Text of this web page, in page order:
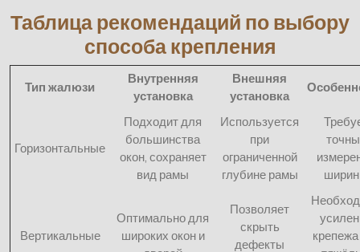
Таблица рекомендаций по выбору
способа крепления
Тип жалюзи
Внутренняя
установка
Внешняя
установка
Горизонтальные
Подходит для
большинства
окон, сохраняет
вид рамы
Используется
при
ограниченной
глубине рамы
Вертикальные
Оптимально для
широких окон и
Позволяет
скрыть
дефекты